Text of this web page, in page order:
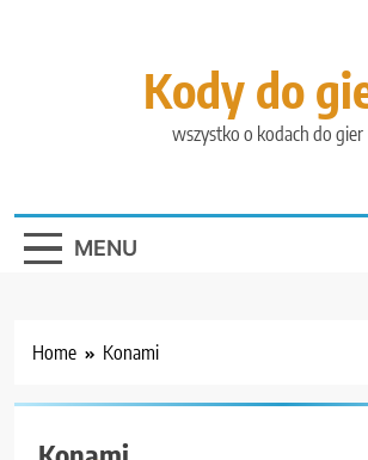
Kody do
wszystko o kodach do gier
MENU
Home Konami